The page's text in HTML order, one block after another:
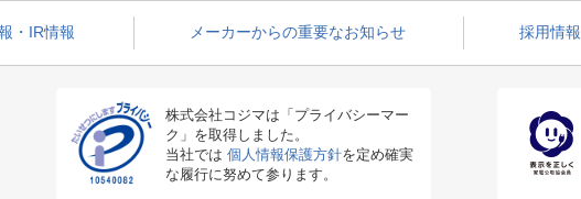
・IR情報 メーカーからの重要なお知らせ 採用情報
株式会社コジマは「プライバシーマー
ク」を取得しました。
当社では 個人情報保護方針を定め確実
な履行に努めて参ります。